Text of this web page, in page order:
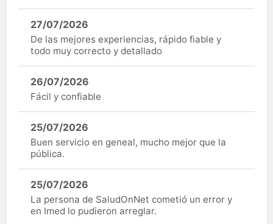
27/07/2026
De las mejores experiencias, rápido fiable y
todo muy correcto y detallado
26/07/2026
Fácil y confiable
25/07/2026
Buen servicio en geneal, mucho mejor que la
pública.
25/07/2026
La persona de SaludOnNet cometió un error y
en Imed lo pudieron arreglar.